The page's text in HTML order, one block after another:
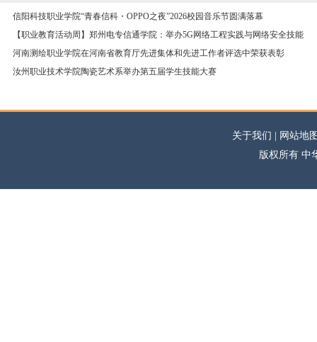
信阳科技职业学院“青春信科・OPPO之夜”2026校园音乐节圆满落幕
【职业教育活动周】郑州电专信通学院：举办5G网络工程实践与网络安全技能
河南测绘职业学院在河南省教育厅先进集体和先进工作者评选中荣获表彰
汝州职业技术学院陶瓷艺术系举办第五届学生技能大赛
关于我们 | 网站地
版权所有 中